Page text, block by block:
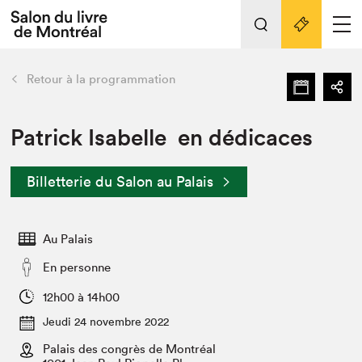
Espace médias
Espace exposant⋅e⋅s
Tout sur l'édition 2022
Actualités
Vidéos et Balados
Club de lecture Braindate
retour Nos activités
Édition 2022
Nous connaître
Projets partenaires 2022
Archives
Liens pratiques
Retour à la programmation
Patrick Isabelle en dédicaces
Billetterie du Salon au Palais
Au Palais
En personne
12h00 à 14h00
Jeudi 24 novembre 2022
Palais des congrès de Montréal